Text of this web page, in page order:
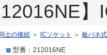
士の接続 ＞ ICソケット ＞ 板バネ
型番：212016NE